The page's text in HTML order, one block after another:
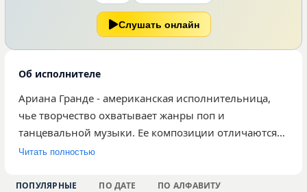
Слушать онлайн
Об исполнителе
Ариана Гранде - американская исполнительница,
чье творчество охватывает жанры поп и
танцевальной музыки. Ее композиции отличаются
современным студийным продакшном и акцентом
представлено 23 трека артистки, которые в общей
Читать полностью
ПОПУЛЯРНЫЕ ПО ДАТЕ ПО АЛФАВИТУ